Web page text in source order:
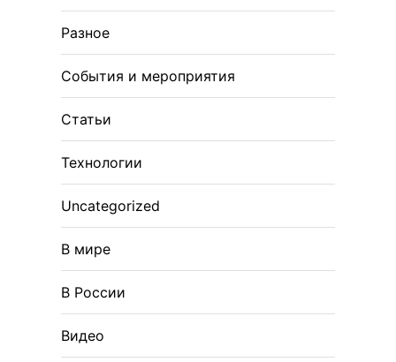
Разное
События и мероприятия
Статьи
Технологии
Uncategorized
В мире
В России
Видео